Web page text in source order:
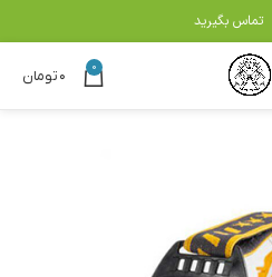
تماس بگیرید
0 ۰تومان